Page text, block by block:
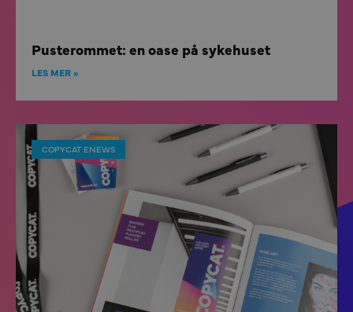
Pusterommet: en oase på sykehuset
LES MER »
COPYCAT ENEWS